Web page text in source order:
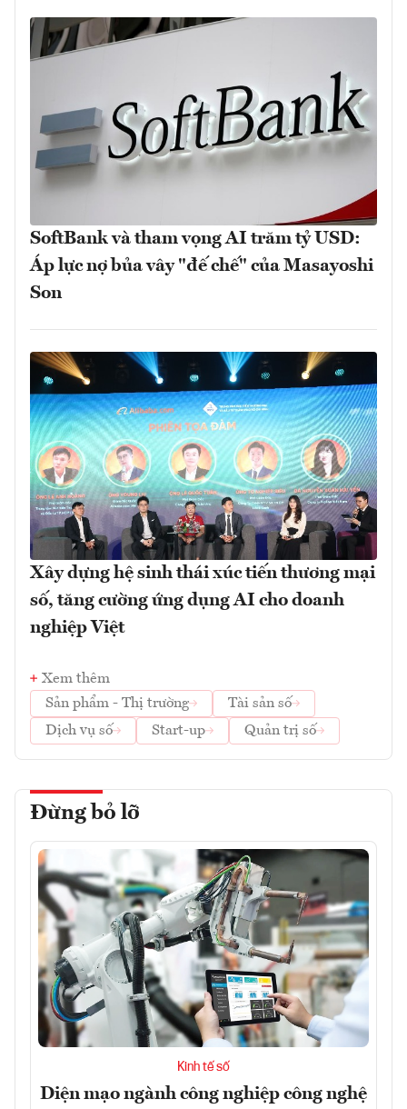
SoftBank và tham vọng AI trăm tỷ USD:
Áp lực nợ bủa vây "đế chế" của Masayoshi
Son
Xây dựng hệ sinh thái xúc tiến thương mại
số, tăng cường ứng dụng AI cho doanh
nghiệp Việt
Xem thêm
Sản phẩm - Thị trường
Tài sản số
Dịch vụ số
Start-up Quản trị số
Đừng bỏ lỡ
Kinh tế số
Diện mạo ngành công nghiệp công nghệ